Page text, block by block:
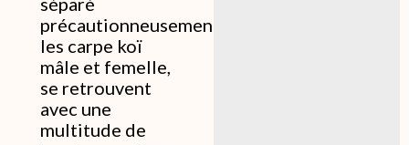
précautionneusement
les carpe koï
mâle et femelle,
se retrouvent
avec une
multitude de